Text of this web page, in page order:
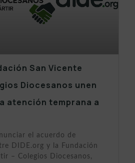
San Vicente
Diocesanos unen
atención temprana a
el acuerdo de
DIDE.org y la Fundación
– Colegios Diocesanos,